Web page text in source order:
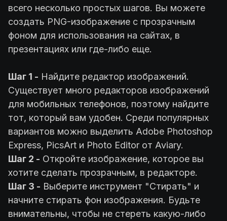
всего несколько простых шагов. Вы можете
создать PNG-изображение с прозрачным
фоном для использования на сайтах, в
презентациях или где-либо еще.
Шаг 1 - Найдите редактор изображений.
Существует много редакторов изображений
для мобильных телефонов, поэтому найдите
тот, который вам удобен. Среди популярных
вариантов можно выделить Adobe Photoshop
Express, PicsArt и Photo Editor от Aviary.
Шаг 2 - Откройте изображение, которое вы
хотите сделать прозрачным, в редакторе.
Шаг 3 - Выберите инструмент "Стирать" и
начните стирать фон изображения. Будьте
внимательны, чтобы не стереть какую-либо